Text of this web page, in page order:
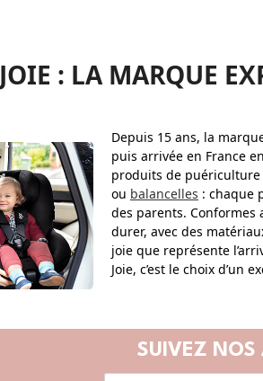
JOIE : LA MARQUE
Depuis 15 ans, la
puis arrivée en France
produits de
ou balancelles : chaque
des parents. Conformes
durer, avec des
joie que représente
Joie, c’est le choix
SUIVEZ NOS